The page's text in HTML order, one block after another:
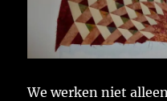
We werken niet